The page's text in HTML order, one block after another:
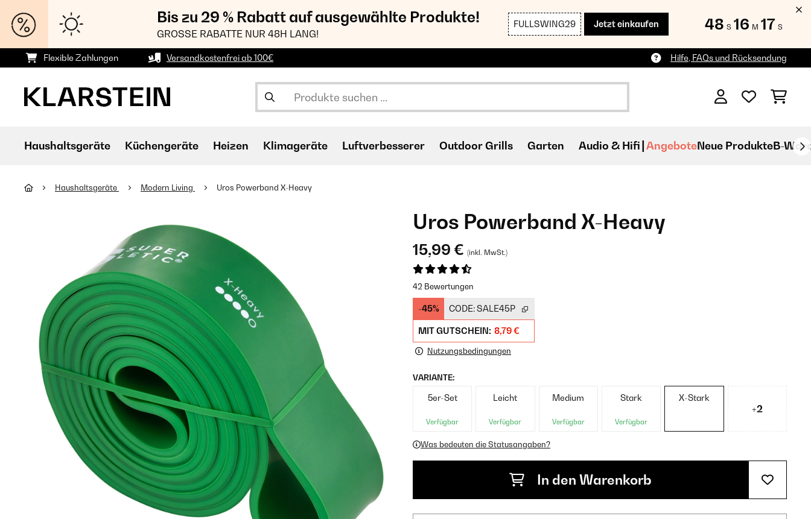
Bis zu 29 % Rabatt auf ausgewählte Produkte!
GROSSE RABATTE NUR 48H LANG!
FULLSWING29 Jetzt einkaufen 48 S 16 M 16 S
Flexible Zahlungen Versandkostenfrei ab 100€ Hilfe, FAQs und Rücksendung
Haushaltsgeräte Küchengeräte Heizen Klimageräte Luftverbesserer Outdoor Grills Garten Audio & Hifi AngeboteNeue ProdukteB-
Haushaltsgeräte Modern Living Uros Powerband X-Heavy
Uros Powerband X-Heavy
15,99 € (inkl. MwSt.)
42 Bewertungen
-45% CODE:SALE45P
MIT GUTSCHEIN: 8,79 €
Nutzungsbedingungen
VARIANTE:
5er-Set
Verfügbar
Leicht
Verfügbar
Medium
Verfügbar
Stark
Verfügbar
X-Stark
+2
Was bedeuten die Statusangaben?
In den Warenkorb